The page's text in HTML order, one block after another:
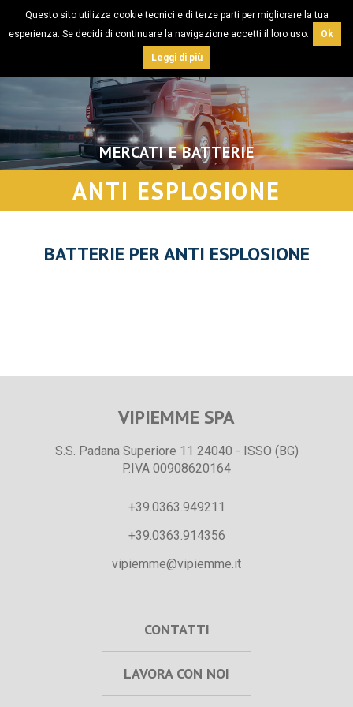
MERCATI E BATTERIE
ANTI ESPLOSIONE
BATTERIE PER ANTI ESPLOSIONE
VIPIEMME SPA
S.S. Padana Superiore 11 24040 - ISSO (BG)
P.IVA 00908620164
+39.0363.949211
+39.0363.914356
vipiemme@vipiemme.it
CONTATTI
LAVORA CON NOI
Questo sito utilizza cookie tecnici e di terze parti per migliorare la tua
esperienza. Se decidi di continuare la navigazione accetti il loro uso.
Ok
Leggi di più